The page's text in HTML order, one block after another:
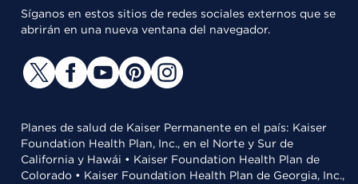
Síganos en estos sitios de redes sociales externos que se
abrirán en una nueva ventana del navegador.
Planes de salud de Kaiser Permanente en el país: Kaiser
Foundation Health Plan, Inc., en el Norte y Sur de
California y Hawái • Kaiser Foundation Health Plan de
Colorado • Kaiser Foundation Health Plan de Georgia, Inc.,